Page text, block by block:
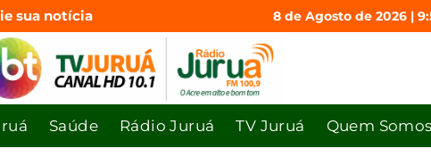
sua notícia 8 de Agosto de 2026 |
Saúde Rádio Juruá TV Juruá Quem Somos